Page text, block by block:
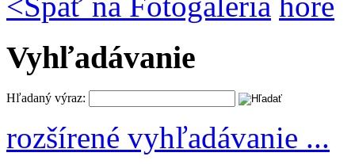
Vyhľadávanie
Hľadaný výraz:
rozšírené vyhľadávanie ...